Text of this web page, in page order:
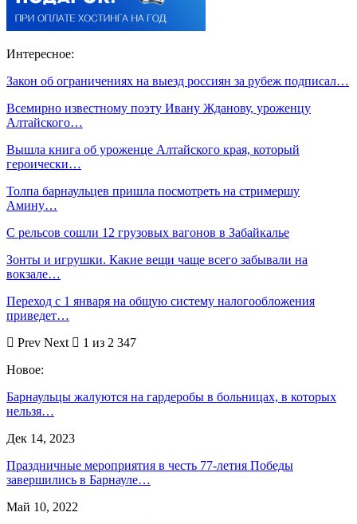
Интересное:
Закон об ограничениях на выезд россиян за рубеж подписал…
Всемирно известному поэту Ивану Жданову, уроженцу
Алтайского…
Вышла книга об уроженце Алтайского края, который
героически…
Толпа барнаульцев пришла посмотреть на стримершу
Амину…
С рельсов сошли 12 грузовых вагонов в Забайкалье
Зонты и игрушки. Какие вещи чаще всего забывали на
вокзале…
Переход с 1 января на общую систему налогообложения
приведет…
Prev Next
1 из 2 347
Новое:
Барнаульцы жалуются на гардеробы в больницах, в которых
нельзя…
Дек 14, 2023
Праздничные мероприятия в честь 77-летия Победы
завершились в Барнауле…
Май 10, 2022